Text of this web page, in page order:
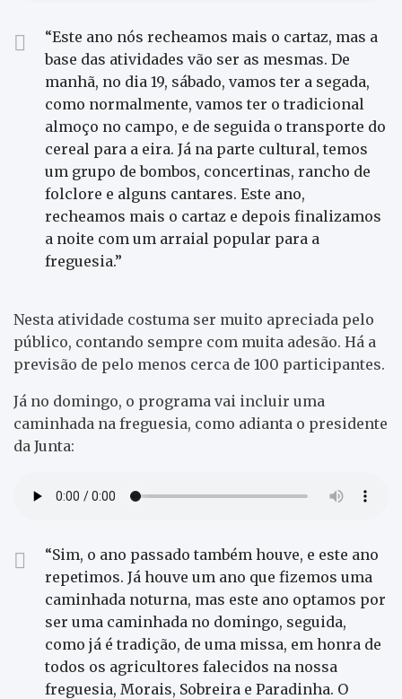
“Este ano nós recheamos mais o cartaz, mas a
base das atividades vão ser as mesmas. De
manhã, no dia 19, sábado, vamos ter a segada,
como normalmente, vamos ter o tradicional
almoço no campo, e de seguida o transporte do
cereal para a eira. Já na parte cultural, temos
um grupo de bombos, concertinas, rancho de
folclore e alguns cantares. Este ano,
recheamos mais o cartaz e depois finalizamos
a noite com um arraial popular para a
freguesia.”
Nesta atividade costuma ser muito apreciada pelo
público, contando sempre com muita adesão. Há a
previsão de pelo menos cerca de 100 participantes.
Já no domingo, o programa vai incluir uma
caminhada na freguesia, como adianta o presidente
da Junta:
“Sim, o ano passado também houve, e este ano
repetimos. Já houve um ano que fizemos uma
caminhada noturna, mas este ano optamos por
ser uma caminhada no domingo, seguida,
como já é tradição, de uma missa, em honra de
todos os agricultores falecidos na nossa
freguesia, Morais, Sobreira e Paradinha. O